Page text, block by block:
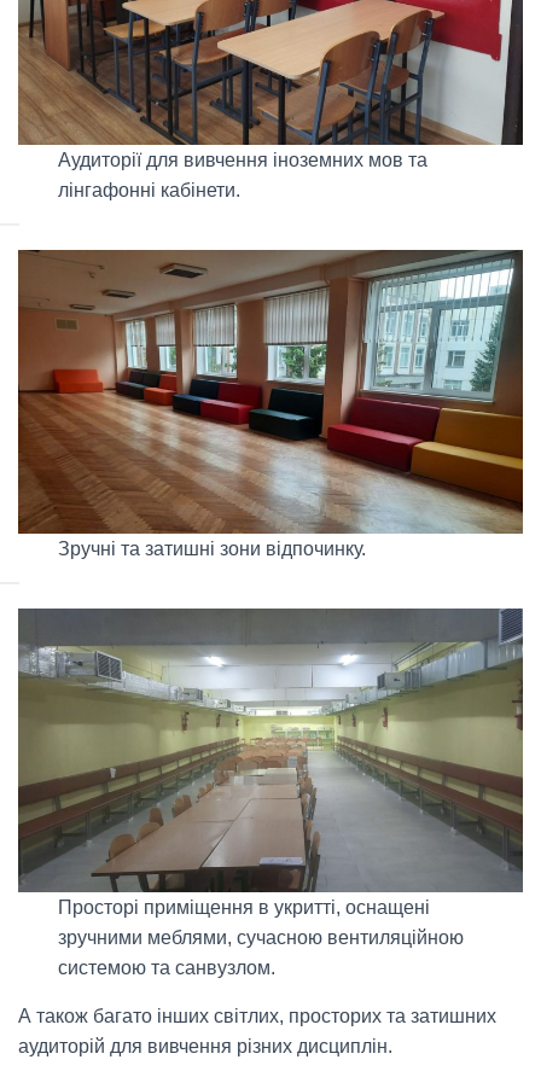
Аудиторії для вивчення іноземних мов та
лінгафонні кабінети.
Зручні та затишні зони відпочинку.
Просторі приміщення в укритті, оснащені
зручними меблями, сучасною вентиляційною
системою та санвузлом.
А також багато інших світлих, просторих та затишних
аудиторій для вивчення різних дисциплін.